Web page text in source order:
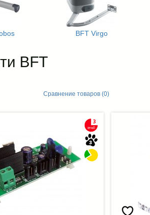
BFT Virgo
BFT
Сравнение товаров (0)